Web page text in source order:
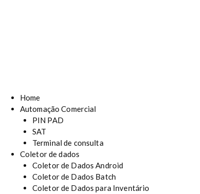
Home
Automação Comercial
PIN PAD
SAT
Terminal de consulta
Coletor de dados
Coletor de Dados Android
Coletor de Dados Batch
Coletor de Dados para Inventário